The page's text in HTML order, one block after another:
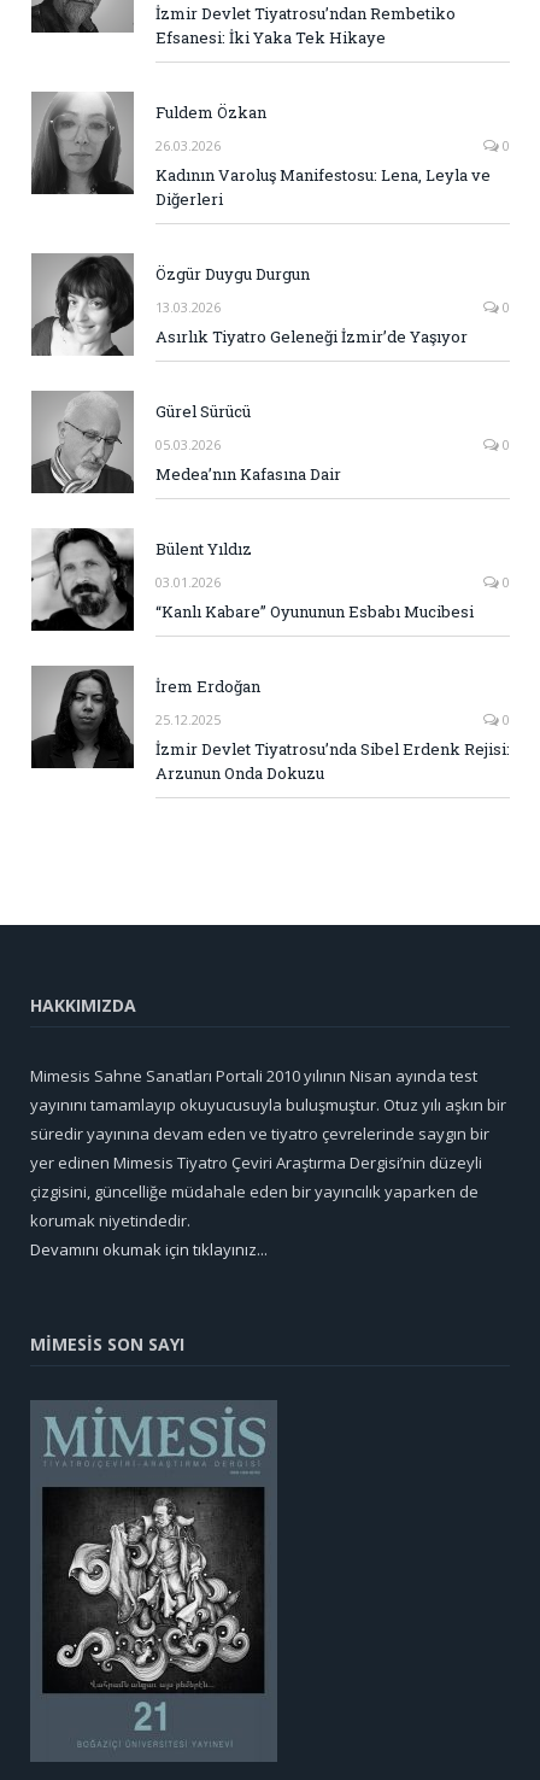
İzmir Devlet Tiyatrosu’ndan Rembetiko
Efsanesi: İki Yaka Tek Hikaye
Fuldem Özkan
26.03.2026 0
Kadının Varoluş Manifestosu: Lena, Leyla ve
Diğerleri
Özgür Duygu Durgun
13.03.2026 0
Asırlık Tiyatro Geleneği İzmir’de Yaşıyor
Gürel Sürücü
05.03.2026 0
Medea’nın Kafasına Dair
Bülent Yıldız
03.01.2026 0
“Kanlı Kabare” Oyununun Esbabı Mucibesi
İrem Erdoğan
25.12.2025 0
İzmir Devlet Tiyatrosu’nda Sibel Erdenk Rejisi:
Arzunun Onda Dokuzu
HAKKIMIZDA
Mimesis Sahne Sanatları Portali 2010 yılının Nisan ayında test
yayınını tamamlayıp okuyucusuyla buluşmuştur. Otuz yılı aşkın bir
süredir yayınına devam eden ve tiyatro çevrelerinde saygın bir
yer edinen Mimesis Tiyatro Çeviri Araştırma Dergisi’nin düzeyli
çizgisini, güncelliğe müdahale eden bir yayıncılık yaparken de
korumak niyetindedir.
Devamını okumak için tıklayınız...
MİMESİS SON SAYI